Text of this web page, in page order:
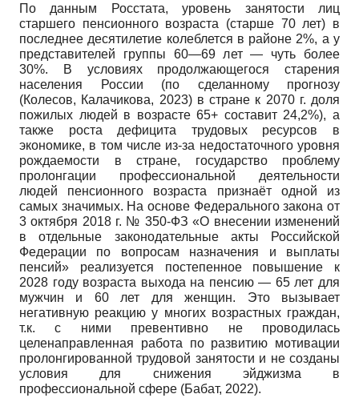
По данным Росстата, уровень занятости лиц
старшего пенсионного возраста (старше 70 лет) в
последнее десятилетие колеблется в районе 2%, а у
представителей группы 60—69 лет — чуть более
30%. В условиях продолжающегося старения
населения России (по сделанному прогнозу
(Колесов, Калачикова, 2023) в стране к 2070 г. доля
пожилых людей в возрасте 65+ составит 24,2%), а
также роста дефицита трудовых ресурсов в
экономике, в том числе из-за недостаточного уровня
рождаемости в стране, государство проблему
пролонгации профессиональной деятельности
людей пенсионного возраста признаёт одной из
самых значимых. На основе Федерального закона от
3 октября 2018 г. № 350-ФЗ «О внесении изменений
в отдельные законодательные акты Российской
Федерации по вопросам назначения и выплаты
пенсий» реализуется постепенное повышение к
2028 году возраста выхода на пенсию — 65 лет для
мужчин и 60 лет для женщин. Это вызывает
негативную реакцию у многих возрастных граждан,
т.к. с ними превентивно не проводилась
целенаправленная работа по развитию мотивации
пролонгированной трудовой занятости и не созданы
условия для снижения эйджизма в
профессиональной сфере (Бабат, 2022).